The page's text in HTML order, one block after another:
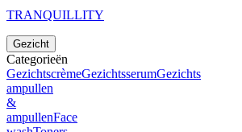
TRANQUILLITY
Gezicht
Categorieën
GezichtscrèmeGezichtsserumGezichts
ampullen
&
ampullenFace